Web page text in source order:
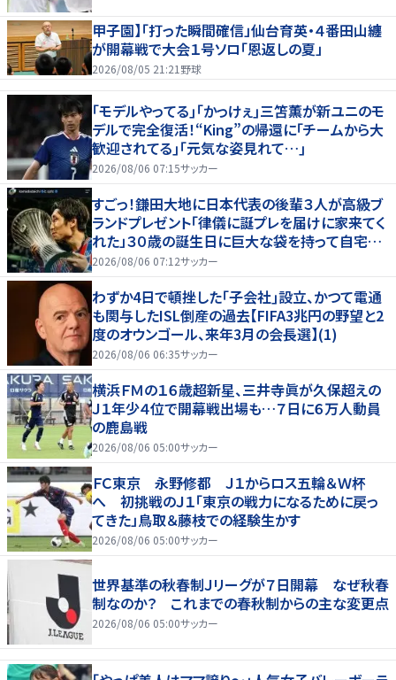
甲子園】「打った瞬間確信」仙台育英・４番田山纏
が開幕戦で大会１号ソロ「恩返しの夏」
2026/08/05 21:21 野球
｢モデルやってる｣｢かっけぇ｣三笘薫が新ユニのモ
デルで完全復活！“King”の帰還に｢チームから大
歓迎されてる｣｢元気な姿見れて…｣
2026/08/06 07:15サッカー
すごっ！鎌田大地に日本代表の後輩３人が高級ブ
ランドプレゼント「律儀に誕プレを届けに家来てく
れた」３０歳の誕生日に巨大な袋を持って自宅訪
問
2026/08/06 07:12サッカー
わずか4日で頓挫した｢子会社｣設立、かつて電通
も関与したISL倒産の過去【FIFA3兆円の野望と2
度のオウンゴール、来年3月の会長選】(1)
2026/08/06 06:35サッカー
横浜ＦＭの１６歳超新星、三井寺眞が久保超えの
Ｊ１年少４位で開幕戦出場も…７日に６万人動員
の鹿島戦
2026/08/06 05:00サッカー
ＦＣ東京 永野修都 Ｊ１からロス五輪＆Ｗ杯
へ 初挑戦のＪ１「東京の戦力になるために戻っ
てきた」鳥取＆藤枝での経験生かす
2026/08/06 05:00サッカー
世界基準の秋春制Ｊリーグが７日開幕 なぜ秋春
制なのか？ これまでの春秋制からの主な変更点
2026/08/06 05:00サッカー